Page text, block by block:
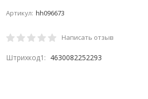
Артикул: hh096673
Написать отзыв
Штрихкод1: 4630082252293